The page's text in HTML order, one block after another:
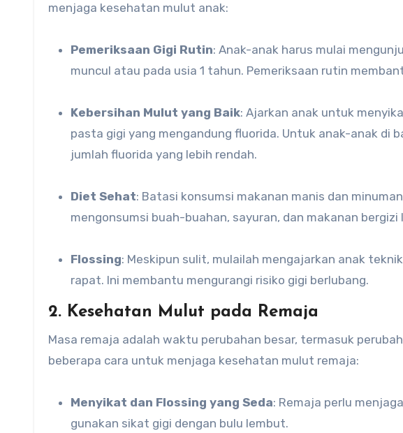
menjaga kesehatan mulut anak:
Pemeriksaan Gigi Rutin: Anak-anak harus mulai
muncul atau pada usia 1 tahun. Pemeriksaan rutin
Kebersihan Mulut yang Baik: Ajarkan anak untuk
pasta gigi yang mengandung fluorida. Untuk anak-anak di
jumlah fluorida yang lebih rendah.
Diet Sehat: Batasi konsumsi makanan manis dan
mengonsumsi buah-buahan, sayuran, dan makanan bergizi
Flossing: Meskipun sulit, mulailah mengajarkan anak
rapat. Ini membantu mengurangi risiko gigi berlubang.
2. Kesehatan Mulut pada Remaja
Masa remaja adalah waktu perubahan besar, termasuk
beberapa cara untuk menjaga kesehatan mulut remaja:
Menyikat dan Flossing yang Seda: Remaja perlu
gunakan sikat gigi dengan bulu lembut.